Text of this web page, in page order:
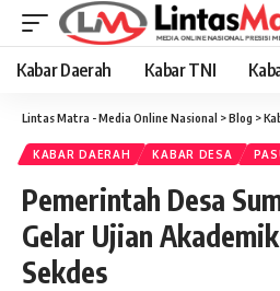
Kabar Daerah Kabar TNI
Lintas Matra - Media Online Nasional >Blog >
KABAR DAERAH KABAR DESA
Pemerintah Desa
Gelar Ujian
Sekdes